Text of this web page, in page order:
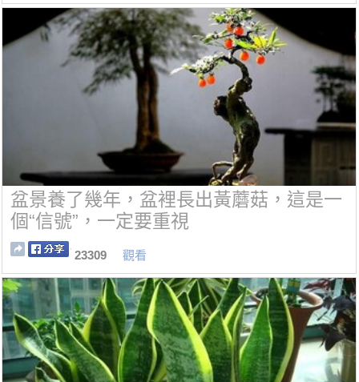
盆景養了幾年，盆裡長出黃蘑菇，這是一
個“信號”，一定要重視
23309 觀看